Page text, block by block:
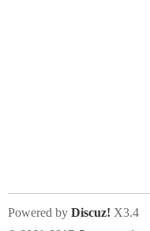
Powered by Discuz! X3.4